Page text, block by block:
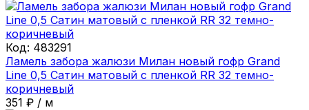
Код: 483291
Ламель забора жалюзи Милан новый гофр Grand
Line 0,5 Сатин матовый с пленкой RR 32 темно-
коричневый
351 ₽ / м